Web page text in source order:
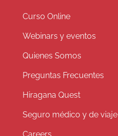
Curso Online
Webinars y eventos
Quienes Somos
Preguntas Frecuentes
Hiragana Quest
Seguro médico y de viaje